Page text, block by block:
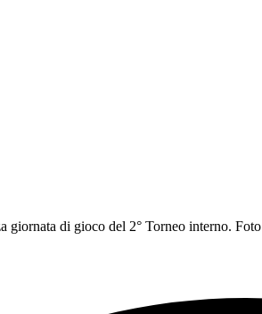
di gioco del 2° Torneo interno. Foto